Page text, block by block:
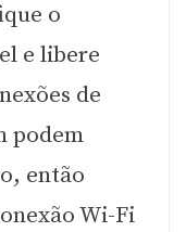
o
e libere
de
podem
então
Wi-Fi